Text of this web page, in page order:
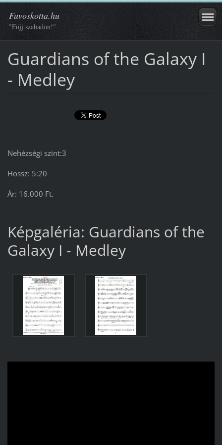
Fuvoskotta.hu
"Fújj szabadon!"
Guardians of the Galaxy I
- Medley
Nehézségi szint:3
Hossz: 5:20
Ár: 16.000 Ft.
Képgaléria: Guardians of the
Galaxy I - Medley